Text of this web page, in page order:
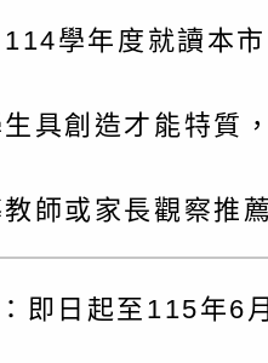
設計競賽
訂於115
學教育館（
路189號）
度515國
談活動」
樂班鑑定二
新聞處115
新聞處115
利部辦理
庭支持服
人中華民
學年度就讀本
生具創造才能特質
師或家長觀察推
即日起至115年6